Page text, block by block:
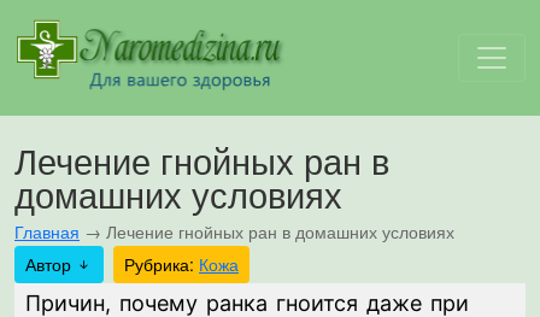
Лечение гнойных ран в
домашних условиях
Главная → Лечение гнойных ран в домашних условиях
Автор
Рубрика: Кожа
Причин, почему ранка гноится даже при